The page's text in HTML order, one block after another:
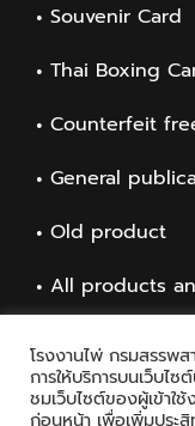
Souvenir Card
Thai Boxing
Counterfeit
General
Old product
All products
โรงงานไพ่ กรมสรรพ
การให้บริการบนเว็บไ
ชมเว็บไซต์ของผู้เข้าใ
ก่อนหน้า เพื่อเพิ่มประ